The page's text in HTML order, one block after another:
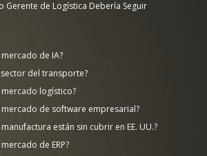
Gerente de Logística Debería Seguir
de IA?
del transporte?
mercado logístico?
mercado de software empresarial?
están sin cubrir en EE. UU.?
de ERP?